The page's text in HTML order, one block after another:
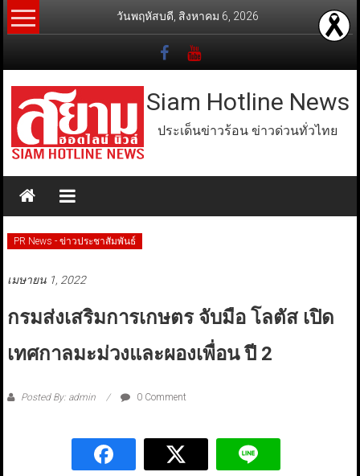
Skip
to
วันพฤหัสบดี, สิงหาคม 6, 2026
Siam Hotline News
ประเด็นข่าวร้อน ข่าวด่วนทั่วไทย
PR News - ข่าวประชาสัมพันธ์
เมษายน 1, 2022
กรมส่งเสริมการเกษตร จับมือ โลตัส เปิด
เทศกาลมะม่วงและผองเพื่อน ปี 2
Posted By: admin 0 Comment